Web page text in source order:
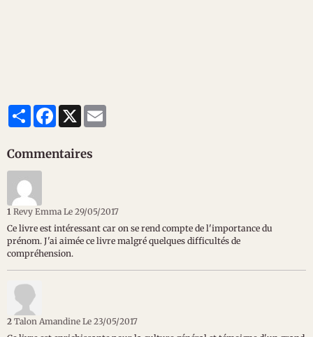
PartagerFacebook
X
Commentaires
1 Revy Emma Le 29/05/2017
Ce livre est intéressant car on se rend compte de l'importance du
prénom. J'ai aimée ce livre malgré quelques difficultés de
compréhension.
2 Talon Amandine Le 23/05/2017